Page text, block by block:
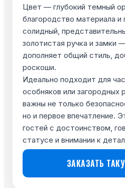
Цвет — глубокий темный
благородство материала и
солидный,
золотистая ручка и замки
дополняет общий стиль,
роскоши.
Идеально подходит для
особняков или загородных
важны не только
но и первое впечатление.
гостей с достоинством,
статусе и внимании к
ЗАКАЗАТЬ